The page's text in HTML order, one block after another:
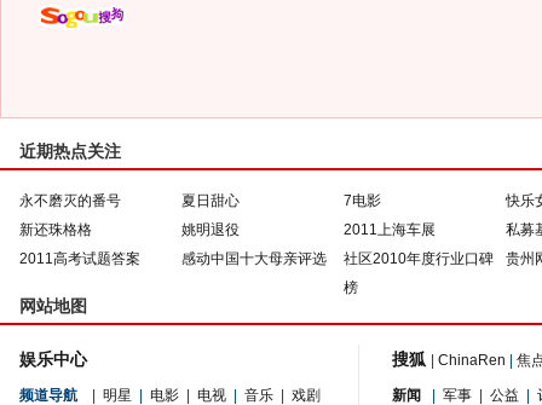
近期热点关注
永不磨灭的番号 夏日甜心 7电影
快乐
新还珠格格
姚明退役 2011上海车展
私募
2011高考试题答案
感动中国十大母亲评选
社区2010年度行业口碑
榜
贵州
网站地图
娱乐中心
频道导航 明星 电影 电视 音乐
戏剧
搜狐 ChinaRen 焦
新闻 军事 公益